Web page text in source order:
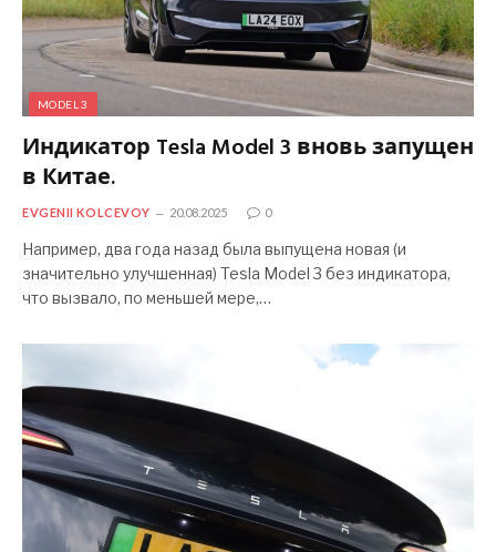
MODEL 3
Индикатор Tesla Model 3 вновь запущен
в Китае.
EVGENII KOLCEVOY 20.08.2025 0
Например, два года назад была выпущена новая (и
значительно улучшенная) Tesla Model 3 без индикатора,
что вызвало, по меньшей мере,…